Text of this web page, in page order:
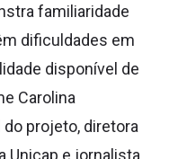
familiaridade
dificuldades em
disponível de
Carolina
projeto, diretora
Unicap e jornalista